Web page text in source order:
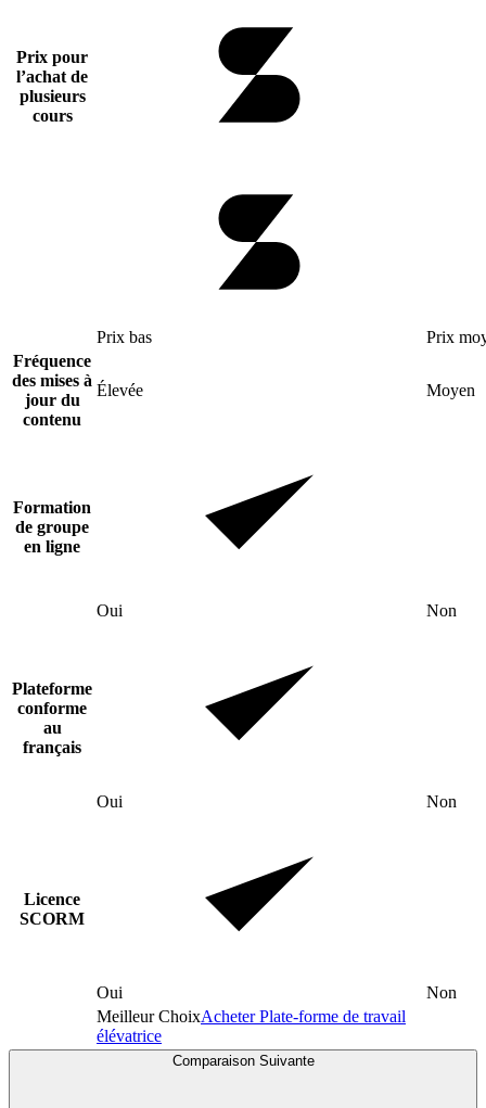
Prix pour
l’achat de
plusieurs
cours
Prix bas
Prix
Fréquence
des mises à
jour du
contenu
Élevée Moyen
Formation
de groupe
en ligne
Oui Non
Plateforme
conforme
au
français
Oui Non
Licence
SCORM
Oui
Non
Meilleur ChoixAcheter Plate-forme de travail
élévatrice
Comparaison Suivante